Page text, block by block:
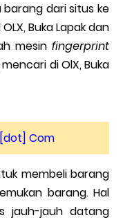
dari situs ke
Buka Lapak dan
mesin fingerprint
di OlX, Buka
Com
membeli barang
barang. Hal
jauh-jauh datang